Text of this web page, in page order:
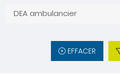
EFFACER